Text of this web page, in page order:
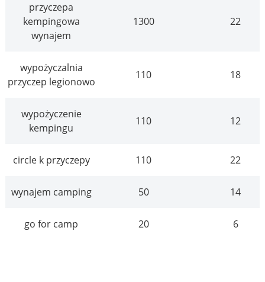
przyczepa
kempingowa
wynajem
1300 22
wypożyczalnia
przyczep legionowo
110 18
wypożyczenie
kempingu
110 12
circle k przyczepy 110 22
wynajem camping 50 14
go for camp 20 6